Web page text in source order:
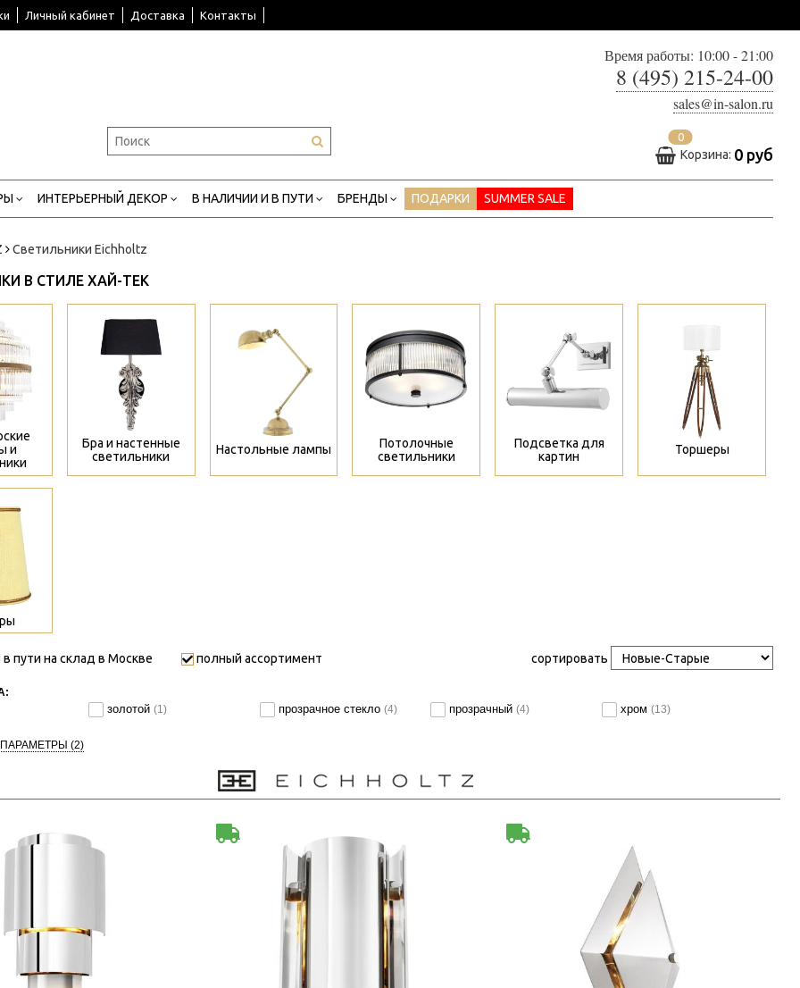
Личный кабинет Доставка Контакты
Время работы: 10:00 - 21:00
8 (495) 215-24-00
sales@in-salon.ru
0
Корзина: 0 руб
ИНТЕРЬЕРНЫЙ ДЕКОР В НАЛИЧИИ И В ПУТИ БРЕНДЫ ПОДАРКИ SUMMER SALE
Светильники Eichholtz
В СТИЛЕ ХАЙ-ТЕК
и
>
Бра и настенные
светильники
>
Настольные лампы
Потолочные
светильники
Подсветка для
картин
Торшеры
в пути на склад в Москве полный ассортимент сортировать
золотой (1) прозрачное стекло (4) прозрачный(4) хром(13)
(2)